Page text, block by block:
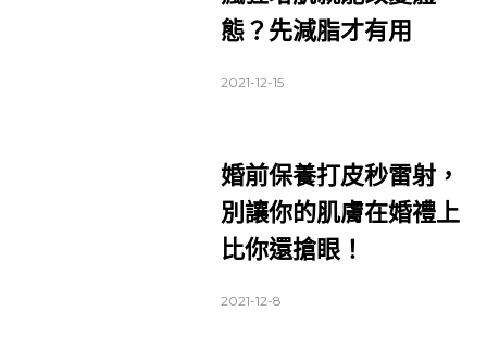
態？先減脂才有用
2021-12-15
婚前保養打皮秒雷射，
別讓你的肌膚在婚禮上
比你還搶眼！
2021-12-8